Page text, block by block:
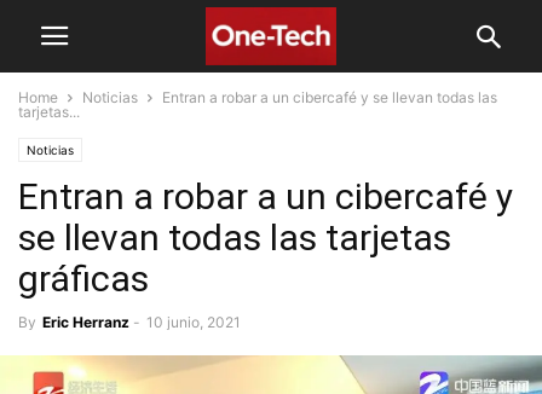
Home Noticias
Entran a robar a un cibercafé y se llevan todas las
tarjetas...
Noticias
Entran a robar a un cibercafé y
se llevan todas las tarjetas
gráficas
By Eric Herranz - 10 junio, 2021